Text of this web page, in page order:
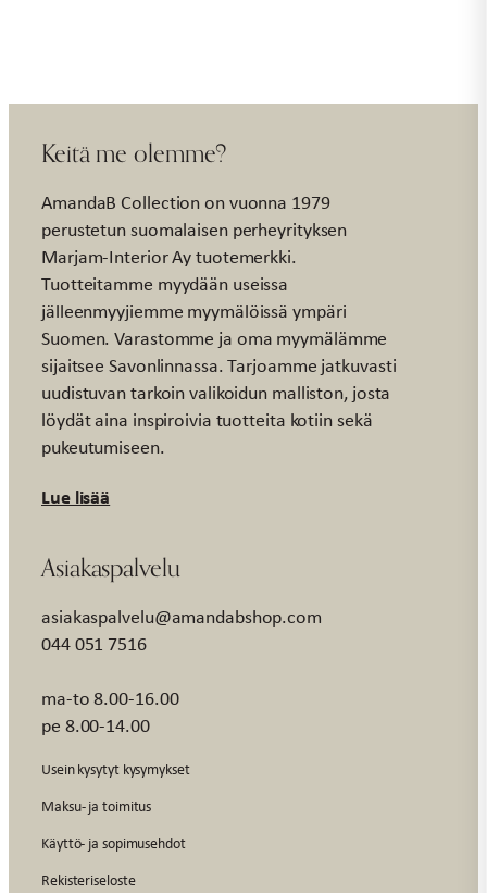
Keitä me olemme?
AmandaB Collection on vuonna 1979
perustetun suomalaisen perheyrityksen
Marjam-Interior Ay tuotemerkki.
Tuotteitamme myydään useissa
jälleenmyyjiemme myymälöissä ympäri
Suomen. Varastomme ja oma myymälämme
sijaitsee Savonlinnassa. Tarjoamme jatkuvasti
uudistuvan tarkoin valikoidun malliston, josta
löydät aina inspiroivia tuotteita kotiin sekä
pukeutumiseen.
Lue lisää
Asiakaspalvelu
asiakaspalvelu@amandabshop.com
044 051 7516
ma-to 8.00-16.00
pe 8.00-14.00
Usein kysytyt kysymykset
Maksu- ja toimitus
Käyttö- ja sopimusehdot
Rekisteriseloste